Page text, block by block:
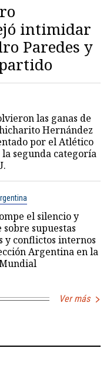
intimidar
Paredes y
las ganas de
Hernández
por el Atlético
la segunda categoría
el silencio y
sobre supuestas
y conflictos internos
Argentina en la
Ver más